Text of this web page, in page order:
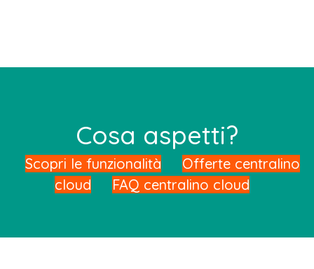
Cosa aspetti?
Scopri le funzionalità
Offerte centralino
cloud
FAQ centralino cloud